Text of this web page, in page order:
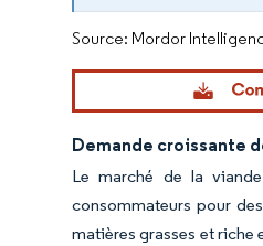
Source: Mordor
Demande croissante
Le marché de la
consommateurs pour
matières grasses et riche